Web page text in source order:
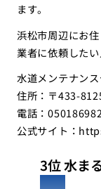
ます。
浜松市周辺にお
業者に依頼したい
水道メンテナン
住所：〒433-
電話：
公式サイト：
3位 水ま